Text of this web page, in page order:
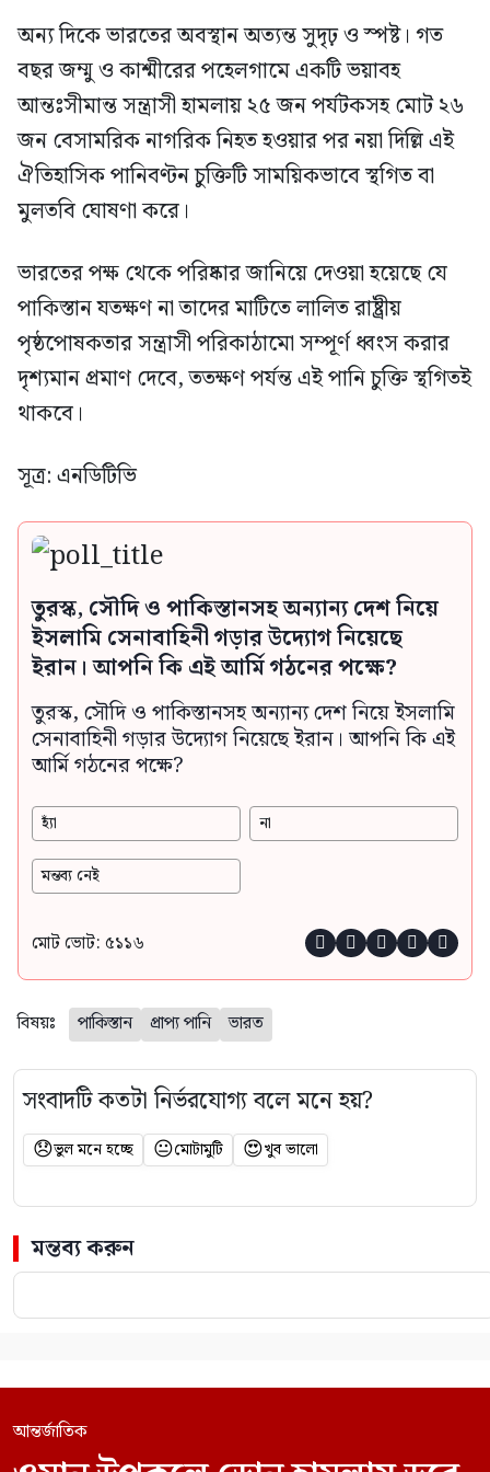
অন্য দিকে ভারতের অবস্থান অত্যন্ত সুদৃঢ় ও স্পষ্ট। গত
বছর জম্মু ও কাশ্মীরের পহেলগামে একটি ভয়াবহ
আন্তঃসীমান্ত সন্ত্রাসী হামলায় ২৫ জন পর্যটকসহ মোট ২৬
জন বেসামরিক নাগরিক নিহত হওয়ার পর নয়া দিল্লি এই
ঐতিহাসিক পানিবণ্টন চুক্তিটি সাময়িকভাবে স্থগিত বা
মুলতবি ঘোষণা করে।
ভারতের পক্ষ থেকে পরিষ্কার জানিয়ে দেওয়া হয়েছে যে
পাকিস্তান যতক্ষণ না তাদের মাটিতে লালিত রাষ্ট্রীয়
পৃষ্ঠপোষকতার সন্ত্রাসী পরিকাঠামো সম্পূর্ণ ধ্বংস করার
দৃশ্যমান প্রমাণ দেবে, ততক্ষণ পর্যন্ত এই পানি চুক্তি স্থগিতই
থাকবে।
সূত্র: এনডিটিভি
তুরস্ক, সৌদি ও পাকিস্তানসহ অন্যান্য দেশ নিয়ে
ইসলামি সেনাবাহিনী গড়ার উদ্যোগ নিয়েছে
ইরান। আপনি কি এই আর্মি গঠনের পক্ষে?
তুরস্ক, সৌদি ও পাকিস্তানসহ অন্যান্য দেশ নিয়ে ইসলামি
সেনাবাহিনী গড়ার উদ্যোগ নিয়েছে ইরান। আপনি কি এই
আর্মি গঠনের পক্ষে?
হ্যাঁ না
মন্তব্য নেই
মোট ভোট: ৫১১৬     
বিষয়ঃ পাকিস্তান প্রাপ্য পানি ভারত
সংবাদটি কতটা নির্ভরযোগ্য বলে মনে হয়?
😞ভুল মনে হচ্ছে 😐মোটামুটি 😍খুব ভালো
মন্তব্য করুন
আন্তর্জাতিক